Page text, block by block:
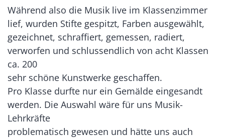
Während also die Musik live im Klassenzimmer
lief, wurden Stifte gespitzt, Farben ausgewählt,
gezeichnet, schraffiert, gemessen, radiert,
verworfen und schlussendlich von acht Klassen
ca. 200
sehr schöne Kunstwerke geschaffen.
Pro Klasse durfte nur ein Gemälde eingesandt
werden. Die Auswahl wäre für uns Musik-
Lehrkräfte
problematisch gewesen und hätte uns auch